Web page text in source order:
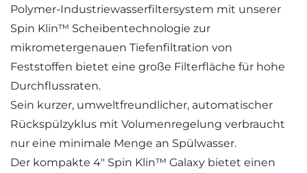
Polymer-Industriewasserfiltersystem mit unserer
Spin Klin™ Scheibentechnologie zur
mikrometergenauen Tiefenfiltration von
Feststoffen bietet eine große Filterfläche für hohe
Durchflussraten.
Sein kurzer, umweltfreundlicher, automatischer
Rückspülzyklus mit Volumenregelung verbraucht
nur eine minimale Menge an Spülwasser.
Der kompakte 4″ Spin Klin™ Galaxy bietet einen